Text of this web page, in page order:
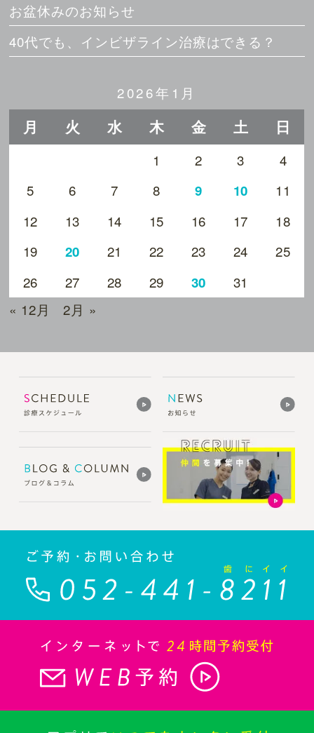
お盆休みのお知らせ
40代でも、インビザライン治療はできる？
2026年1月
月 火 水 木 金 土 日
1 2 3
4
5
6 7 8 9 10
11
12
13 14 15 16 17
18
19
20 21 22 23 24
25
26
27 28 29 30
31
« 12月
2月 »